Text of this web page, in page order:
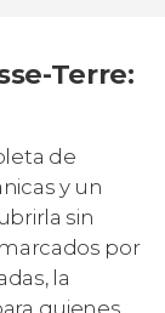
Terre:
de
y un
sin
por
la